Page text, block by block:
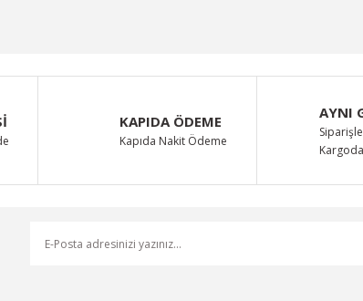
kullanarak tarafımıza iletebilirsiniz.
KAPIDA ÖDEME
Kapıda Nakit Ödeme
AYNI
Kargoda